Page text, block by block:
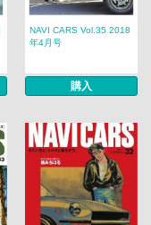
NAVI CARS Vol.35 2018
年4月号
購入